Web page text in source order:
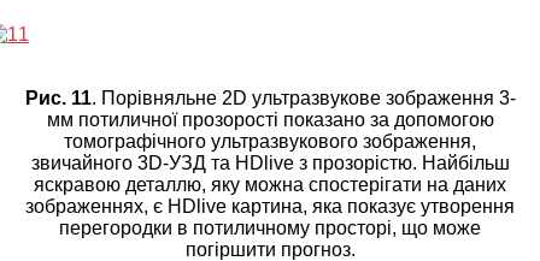
Рис. 11. Порівняльне 2D ультразвукове зображення 3-
мм потиличної прозорості показано за допомогою
томографічного ультразвукового зображення,
звичайного 3D-УЗД та HDlive з прозорістю. Найбільш
яскравою деталлю, яку можна спостерігати на даних
зображеннях, є HDlive картина, яка показує утворення
перегородки в потиличному просторі, що може
погіршити прогноз.